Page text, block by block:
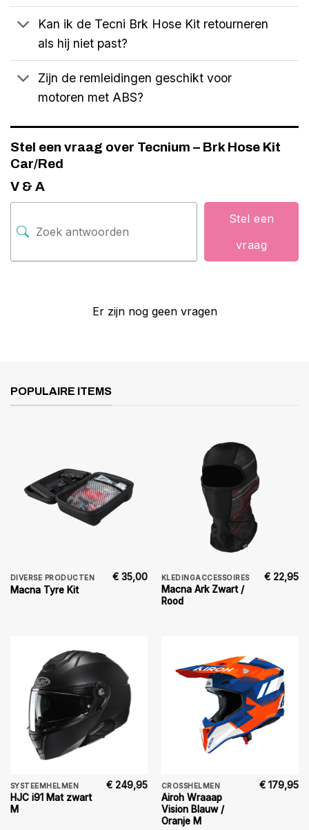
Kan ik de Tecni Brk Hose Kit retourneren
als hij niet past?
Zijn de remleidingen geschikt voor
motoren met ABS?
Stel een vraag over Tecnium – Brk Hose Kit
Car/Red
V & A
Stel een
vraag
Er zijn nog geen vragen
POPULAIRE ITEMS
DIVERSE PRODUCTEN
Macna Tyre Kit
€ 35,00 KLEDINGACCESSOIRES
Macna Ark Zwart /
Rood
€ 22,95
SYSTEEMHELMEN
HJC i91 Mat zwart
M
€ 249,95 CROSSHELMEN
Airoh Wraaap
Vision Blauw /
Oranje M
€ 179,95